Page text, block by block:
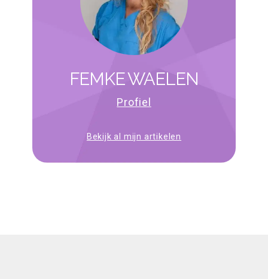
FEMKE WAELEN
Profiel
Bekijk al mijn artikelen